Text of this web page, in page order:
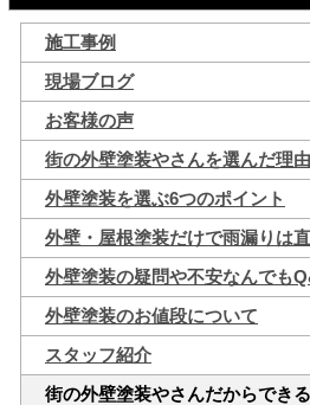
施工事例
現場ブログ
お客様の声
街の外壁塗装やさんを選んだ理由
外壁塗装を選ぶ6つのポイント
外壁・屋根塗装だけで雨漏りは
外壁塗装の疑問や不安なんでも
外壁塗装のお値段について
スタッフ紹介
街の外壁塗装やさんだからでき